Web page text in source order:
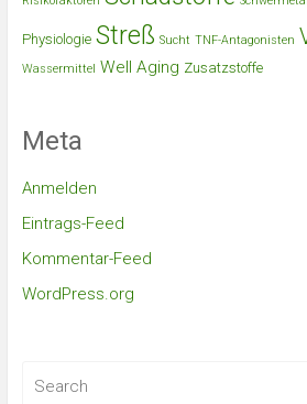
Physiologie Streß Sucht TNF-Antagonisten
Wassermittel Well Aging Zusatzstoffe
Meta
Anmelden
Eintrags-Feed
Kommentar-Feed
WordPress.org